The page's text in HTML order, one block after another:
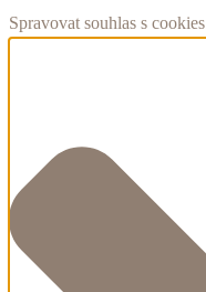
Spravovat souhlas s cookies